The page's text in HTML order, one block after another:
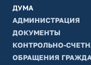
ДУМА
АДМИНИСТРАЦИЯ
ДОКУМЕНТЫ
КОНТРОЛЬНО-
ОБРАЩЕНИЯ